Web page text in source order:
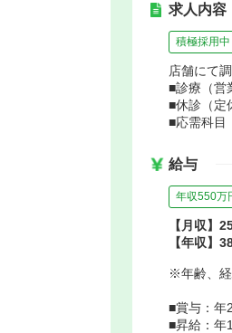
求人内容
積極採用中
店舗にて
■診療（営
■休診（定
■応需科目
給与
年収550万
【月収】
【年収】
※年齢、経
■賞与：年
■昇給：年